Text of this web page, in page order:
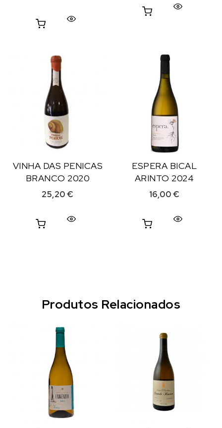
VINHA DAS PENICAS
BRANCO 2020
25,20€
ESPERA BICAL
ARINTO 2024
16,00€
Produtos Relacionados